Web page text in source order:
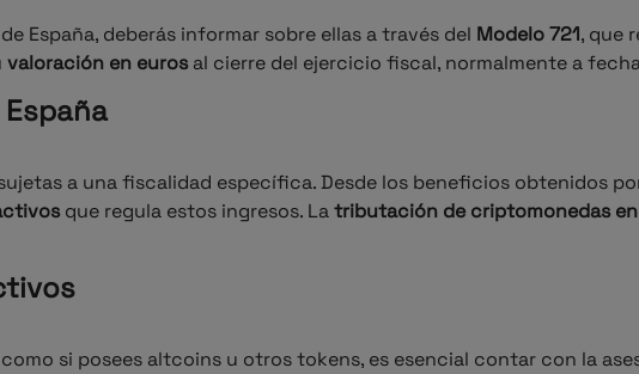
España, deberás informar sobre ellas a través del Modelo 721, que
valoración en eurosal cierre del ejercicio fiscal, normalmente a
a una fiscalidad específica. Desde los beneficios obtenidos
que regula estos ingresos. Latributación de criptomonedas en
como si posees altcoins u otros tokens, es esencial contar con la